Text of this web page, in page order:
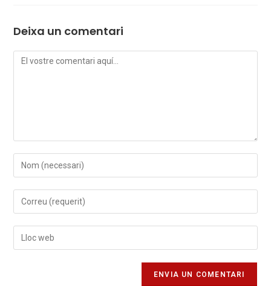
Deixa un comentari